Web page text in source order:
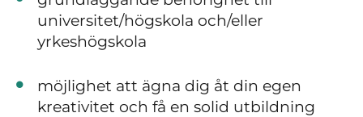
universitet/högskola och/eller
yrkeshögskola
möjlighet att ägna dig åt din egen
kreativitet och få en solid utbildning